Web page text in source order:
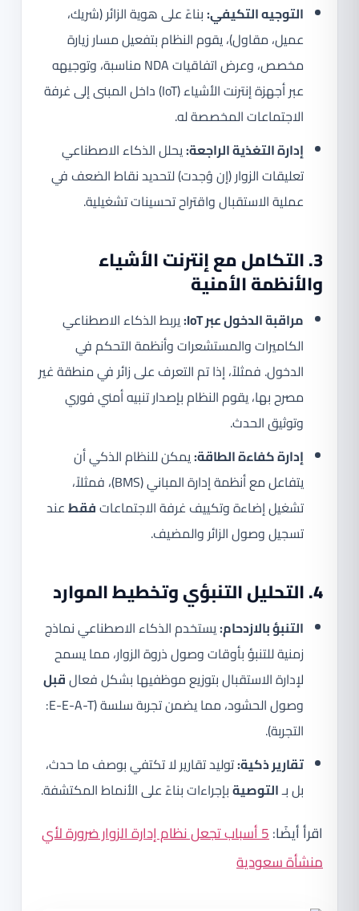
التوجيه التكيفي:بناءً على هوية الزائر (شريك،
عميل، مقاول)، يقوم النظام بتفعيل مسار زيارة
مخصص، وعرض اتفاقيات NDA مناسبة، وتوجيهه
عبر أجهزة إنترنت الأشياء (IoT) داخل المبنى إلى غرفة
الاجتماعات المخصصة له.
إدارة التغذية الراجعة:يحلل الذكاء الاصطناعي
تعليقات الزوار (إن وُجدت) لتحديد نقاط الضعف في
عملية الاستقبال واقتراح تحسينات تشغيلية.
3. التكامل مع إنترنت الأشياء
والأنظمة الأمنية
مراقبة الدخول عبر IoT:
يربط الذكاء الاصطناعي
الكاميرات والمستشعرات وأنظمة التحكم في
الدخول. فمثلاً، إذا تم التعرف على زائر في منطقة غير
مصرح بها، يقوم النظام بإصدار تنبيه أمني فوري
وتوثيق الحدث.
إدارة كفاءة الطاقة:يمكن للنظام الذكي أن
يتفاعل مع أنظمة إدارة المباني (BMS)، فمثلاً،
تشغيل إضاءة وتكييف غرفة الاجتماعاتفقطعند
تسجيل وصول الزائر والمضيف.
4. التحليل التنبؤي وتخطيط الموارد
التنبؤ بالازدحام:يستخدم الذكاء الاصطناعي نماذج
زمنية للتنبؤ بأوقات وصول ذروة الزوار، مما يسمح
لإدارة الاستقبال بتوزيع موظفيها بشكل فعالقبل
وصول الحشود، مما يضمن تجربة سلسة (E-E-A-T:
التجربة).
تقارير ذكية:توليد تقارير لا تكتفي بوصف ما حدث،
بل بـالتوصيةبإجراءات بناءً على الأنماط المكتشفة.
اقرأ أيضًا: 5 أسباب تجعل نظام إدارة الزوار ضرورة لأي
منشأة سعودية